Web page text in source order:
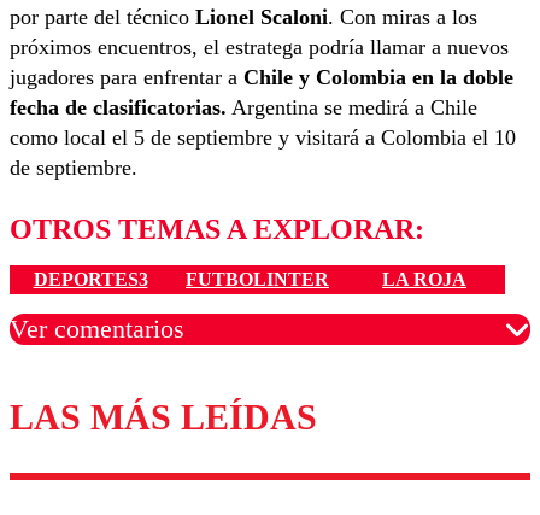
por parte del técnico Lionel Scaloni. Con miras a los
próximos encuentros, el estratega podría llamar a nuevos
jugadores para enfrentar a Chile y Colombia en la doble
fecha de clasificatorias. Argentina se medirá a Chile
como local el 5 de septiembre y visitará a Colombia el 10
de septiembre.
OTROS TEMAS A EXPLORAR:
DEPORTES3 FUTBOLINTER LA ROJA
Ver comentarios
Los comentarios son moderados para garantizar un
diálogo respetuoso.
LAS MÁS LEÍDAS